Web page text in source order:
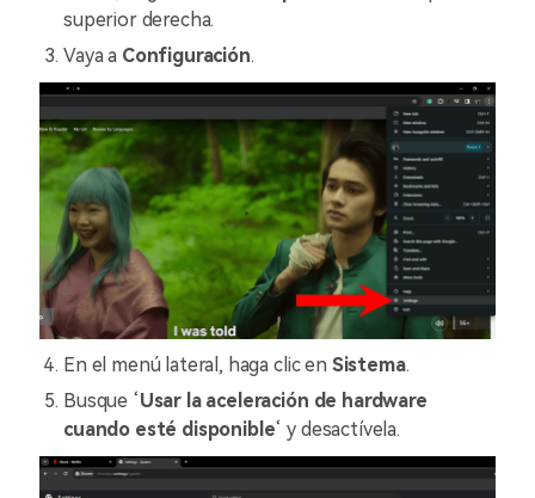
superior derecha.
Vaya a Configuración.
En el menú lateral, haga clic en Sistema.
Busque ‘Usar la aceleración de hardware
cuando esté disponible‘ y desactívela.